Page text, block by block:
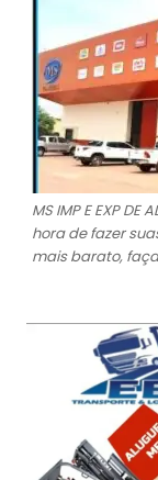
MS IMP E EXP DE
hora de fazer
mais barato, faça